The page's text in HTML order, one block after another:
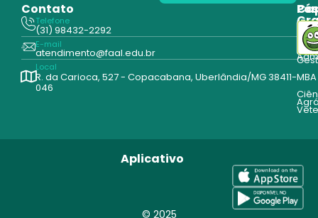
Contato
Telefone
(31) 98432-2292
E-mail
atendimento@faal.edu.br
Local
R. da Carioca, 527 - Copacabana, Uberlândia/MG 38411-
046
MBA
© 2025
Aplicativo